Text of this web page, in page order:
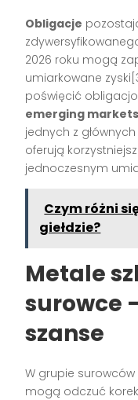
Obligacje
2026 roku mogą
umiarkowane zyski
poświęcić
emerging
jednych z
oferują
jednoczesnym
Czym różni
giełdzie?
Metale
surowce
szanse
W grupie surowców
mogą odczuć